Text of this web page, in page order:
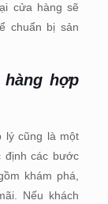
cửa hàng sẽ
chuẩn bị sản
hợp
lý cũng là một
định các bước
khám phá,
Nếu khách